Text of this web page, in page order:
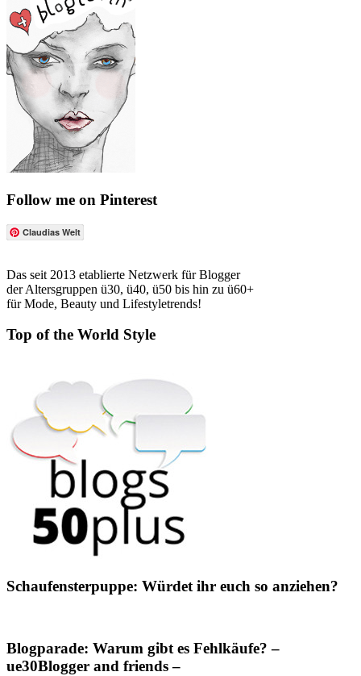
Follow me on Pinterest
Claudias Welt
Das seit 2013 etablierte Netzwerk für Blogger
der Altersgruppen ü30, ü40, ü50 bis hin zu ü60+
für Mode, Beauty und Lifestyletrends!
Top of the World Style
Schaufensterpuppe: Würdet ihr euch so anziehen?
Blogparade: Warum gibt es Fehlkäufe? –
ue30Blogger and friends –